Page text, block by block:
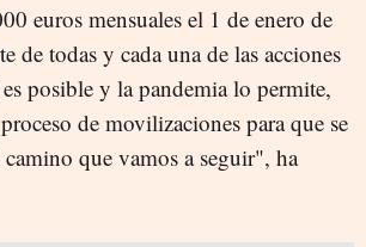
euros mensuales el 1 de enero de
de todas y cada una de las acciones
posible y la pandemia lo permite,
de movilizaciones para que se
camino que vamos a seguir", ha